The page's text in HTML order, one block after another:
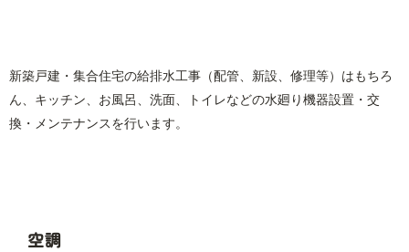
新築戸建・集合住宅の給排水工事（配管、新設、修理等）はもちろ
ん、キッチン、お風呂、洗面、トイレなどの水廻り機器設置・交
換・メンテナンスを行います。
空調